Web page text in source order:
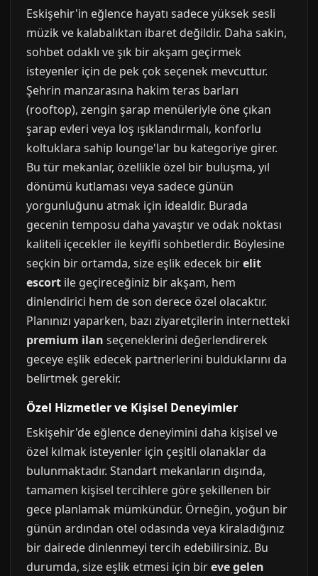
Eskişehir'in eğlence hayatı sadece yüksek sesli
müzik ve kalabalıktan ibaret değildir. Daha sakin,
sohbet odaklı ve şık bir akşam geçirmek
isteyenler için de pek çok seçenek mevcuttur.
Şehrin manzarasına hakim teras barları
(rooftop), zengin şarap menüleriyle öne çıkan
şarap evleri veya loş ışıklandırmalı, konforlu
koltuklara sahip lounge'lar bu kategoriye girer.
Bu tür mekanlar, özellikle özel bir buluşma, yıl
dönümü kutlaması veya sadece günün
yorgunluğunu atmak için idealdir. Burada
gecenin temposu daha yavaştır ve odak noktası
kaliteli içecekler ile keyifli sohbetlerdir. Böylesine
seçkin bir ortamda, size eşlik edecek birelit
escort ile geçireceğiniz bir akşam, hem
dinlendirici hem de son derece özel olacaktır.
Planınızı yaparken, bazı ziyaretçilerin internetteki
premium ilan seçeneklerini değerlendirerek
geceye eşlik edecek partnerlerini bulduklarını da
belirtmek gerekir.
Özel Hizmetler ve Kişisel Deneyimler
Eskişehir'de eğlence deneyimini daha kişisel ve
özel kılmak isteyenler için çeşitli olanaklar da
bulunmaktadır. Standart mekanların dışında,
tamamen kişisel tercihlere göre şekillenen bir
gece planlamak mümkündür. Örneğin, yoğun bir
günün ardından otel odasında veya kiraladığınız
bir dairede dinlenmeyi tercih edebilirsiniz. Bu
durumda, size eşlik etmesi için bireve gelen